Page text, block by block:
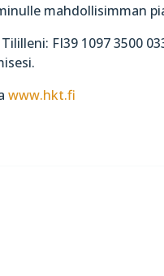
mahdollisimman
Tililleni: FI39 1097 3500
www.hkt.fi